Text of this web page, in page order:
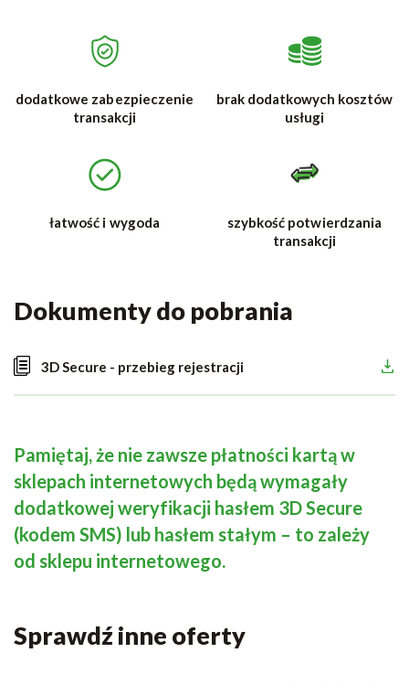
dodatkowe zabezpieczenie
transakcji
brak dodatkowych kosztów
usługi
łatwość i wygoda
szybkość potwierdzania
transakcji
Dokumenty do pobrania
3D Secure - przebieg rejestracji
Pamiętaj, że nie zawsze płatności kartą w
sklepach internetowych będą wymagały
dodatkowej weryfikacji hasłem 3D Secure
(kodem SMS) lub hasłem stałym – to zależy
od sklepu internetowego.
Sprawdź inne oferty